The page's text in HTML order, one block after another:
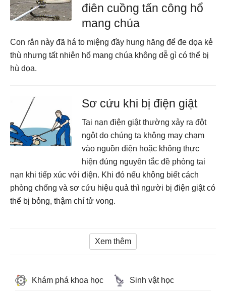
điên cuồng tấn công hổ
mang chúa
Con rắn này đã há to miệng đầy hung hăng để đe dọa kẻ
thù nhưng tất nhiên hổ mang chúa không dễ gì có thể bị
hù dọa.
Sơ cứu khi bị điện giật
Tai nạn điện giật thường xảy ra đột
ngột do chúng ta không may chạm
vào nguồn điện hoặc không thực
hiện đúng nguyên tắc đề phòng tai
nạn khi tiếp xúc với điện. Khi đó nếu không biết cách
phòng chống và sơ cứu hiệu quả thì người bị điện giật có
thể bị bỏng, thậm chí tử vong.
Xem thêm
Khám phá khoa học Sinh vật học